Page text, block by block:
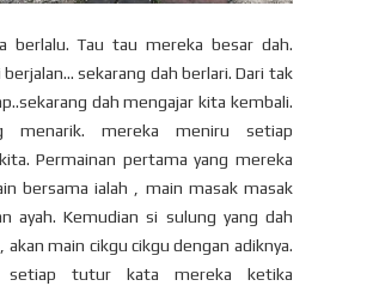
berlalu. Tau tau mereka besar dah.
sekarang dah berlari. Dari tak
dah mengajar kita kembali.
menarik. mereka meniru setiap
Permainan pertama yang mereka
bersama ialah , main masak masak
ayah. Kemudian si sulung yang dah
akan main cikgu cikgu dengan adiknya.
setiap tutur kata mereka ketika